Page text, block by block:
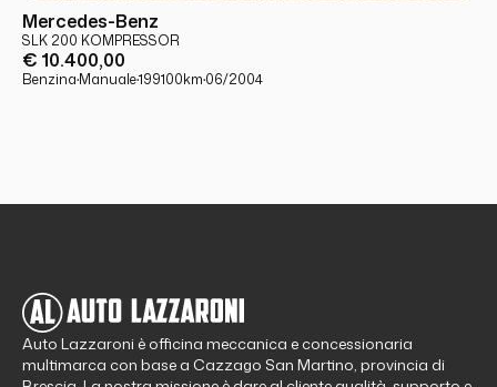
USATO PRONTA CONSEGNA
Mercedes-Benz
SLK 200 KOMPRESSOR
€ 10.400,00
Benzina·Manuale·199100km·06/2004
Auto Lazzaroni è officina meccanica e concessionaria
multimarca con base a Cazzago San Martino, provincia di